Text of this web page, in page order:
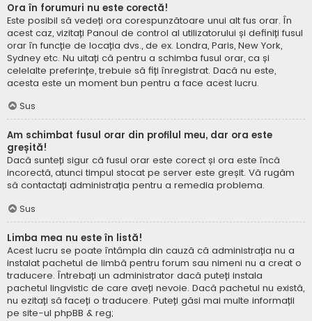
Ora în forumuri nu este corectă!
Este posibil să vedeți ora corespunzătoare unui alt fus orar. În
acest caz, vizitați Panoul de control al utilizatorului și definiți fusul
orar în funcție de locația dvs., de ex. Londra, Paris, New York,
Sydney etc. Nu uitați că pentru a schimba fusul orar, ca și
celelalte preferințe, trebuie să fiți înregistrat. Dacă nu este,
acesta este un moment bun pentru a face acest lucru.
Sus
Am schimbat fusul orar din profilul meu, dar ora este
greșită!
Dacă sunteți sigur că fusul orar este corect și ora este încă
incorectă, atunci timpul stocat pe server este greșit. Vă rugăm
să contactați administrația pentru a remedia problema.
Sus
Limba mea nu este în listă!
Acest lucru se poate întâmpla din cauză că administrația nu a
instalat pachetul de limbă pentru forum sau nimeni nu a creat o
traducere. Întrebați un administrator dacă puteți instala
pachetul lingvistic de care aveți nevoie. Dacă pachetul nu există,
nu ezitați să faceți o traducere. Puteți găsi mai multe informații
pe site-ul phpBB & reg;